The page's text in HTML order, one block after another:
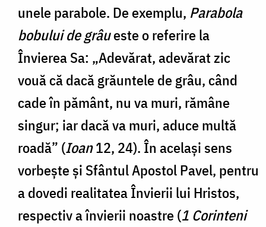
unele parabole. De exemplu, Parabola
bobului de grâueste o referire la
Învierea Sa: „Adevărat, adevărat zic
vouă că dacă grăuntele de grâu, când
cade în pământ, nu va muri, rămâne
singur; iar dacă va muri, aduce multă
roadă” (Ioan12, 24). În același sens
vorbește și Sfântul Apostol Pavel, pentru
a dovedi realitatea Învierii lui Hristos,
respectiv a învierii noastre (1 Corinteni